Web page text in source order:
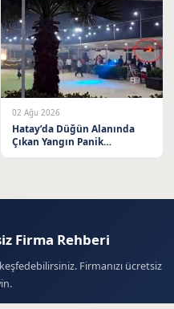
02 Ağu 2026
Hatay’da Düğün Alanında
Çıkan Yangın Panik
Firma Rehberi
Firmanızı ücretsiz